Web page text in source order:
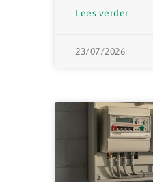
Lees verder
23/07/2026